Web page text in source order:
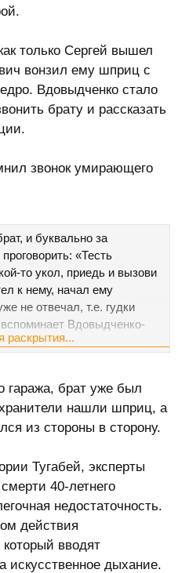
только Сергей вышел
вонзил ему шприц с
Вдовыдченко стало
брату и рассказать
звонок умирающего
и буквально за
«Тесть
то укол, приедь и вызови
к нему, начал ему
не отвечал, т.е. гудки
Вдовыдченко-
раскрытия...
гаража, брат уже был
нашли шприц, а
из стороны в сторону.
Тугабей, эксперты
40-летнего
недостаточность.
действия
который вводят
искусственное дыхание.